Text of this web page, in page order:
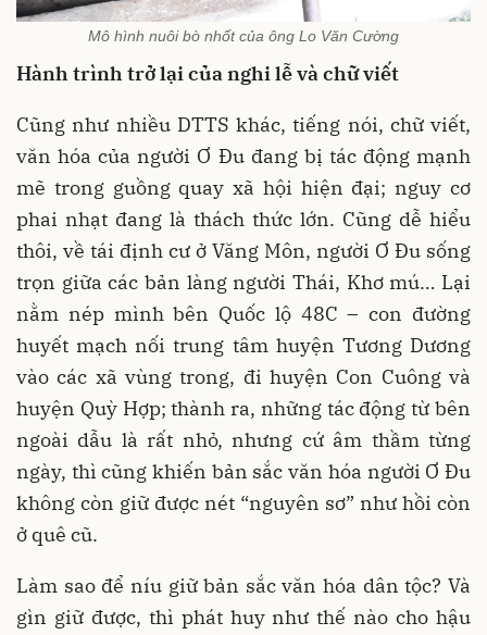
Mô hình nuôi bò nhốt của ông Lo Văn Cường
Hành trình trở lại của nghi lễ và chữ viết
Cũng như nhiều DTTS khác, tiếng nói, chữ viết,
văn hóa của người Ơ Đu đang bị tác động mạnh
mẽ trong guồng quay xã hội hiện đại; nguy cơ
phai nhạt đang là thách thức lớn. Cũng dễ hiểu
thôi, về tái định cư ở Văng Môn, người Ơ Đu sống
trọn giữa các bản làng người Thái, Khơ mú… Lại
nằm nép mình bên Quốc lộ 48C – con đường
huyết mạch nối trung tâm huyện Tương Dương
vào các xã vùng trong, đi huyện Con Cuông và
huyện Quỳ Hợp; thành ra, những tác động từ bên
ngoài dẫu là rất nhỏ, nhưng cứ âm thầm từng
ngày, thì cũng khiến bản sắc văn hóa người Ơ Đu
không còn giữ được nét “nguyên sơ” như hồi còn
ở quê cũ.
Làm sao để níu giữ bản sắc văn hóa dân tộc? Và
gìn giữ được, thì phát huy như thế nào cho hậu